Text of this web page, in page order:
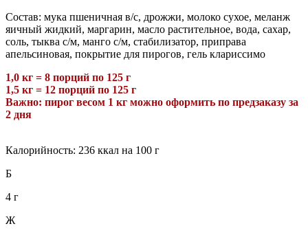
Состав: мука пшеничная в/с, дрожжи, молоко сухое, меланж
яичный жидкий, маргарин, масло растительное, вода, сахар,
соль, тыква с/м, манго с/м, стабилизатор, приправа
апельсиновая, покрытие для пирогов, гель клариссимо
1,0 кг = 8 порций по 125 г
1,5 кг = 12 порций по 125 г
Важно: пирог весом 1 кг можно оформить по предзаказу за
2 дня
Калорийность: 236 ккал на 100 г
Б
4 г
Ж